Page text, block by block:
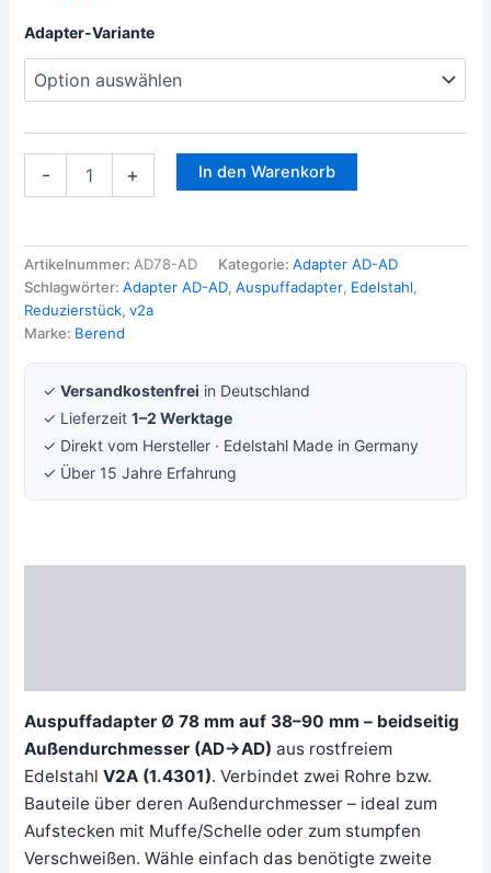
Adapter-Variante
- + In den Warenkorb
Artikelnummer:AD78-AD Kategorie:Adapter AD-AD
Schlagwörter:Adapter AD-AD,Auspuffadapter, Edelstahl,
Reduzierstück,v2a
Marke: Berend
✓Versandkostenfrei in Deutschland
✓ Lieferzeit1–2 Werktage
✓ Direkt vom Hersteller · Edelstahl Made in Germany
✓ Über 15 Jahre Erfahrung
Auspuffadapter Ø 78 mm auf 38–90 mm – beidseitig
Außendurchmesser (AD→AD) aus rostfreiem
EdelstahlV2A (1.4301). Verbindet zwei Rohre bzw.
Bauteile über deren Außendurchmesser – ideal zum
Aufstecken mit Muffe/Schelle oder zum stumpfen
Verschweißen. Wähle einfach das benötigte zweite